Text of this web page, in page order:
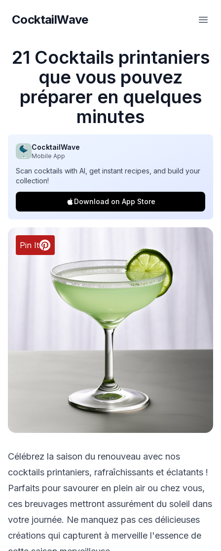
CocktailWave
CocktailWave
21 Cocktails printaniers
que vous pouvez
préparer en quelques
minutes
CocktailWave
Mobile App
Scan cocktails with AI, get instant recipes, and build your
collection!
Download on App Store
Pin It
Célébrez la saison du renouveau avec nos
cocktails printaniers, rafraîchissants et éclatants !
Parfaits pour savourer en plein air ou chez vous,
ces breuvages mettront assurément du soleil dans
votre journée. Ne manquez pas ces délicieuses
créations qui capturent à merveille l'essence de